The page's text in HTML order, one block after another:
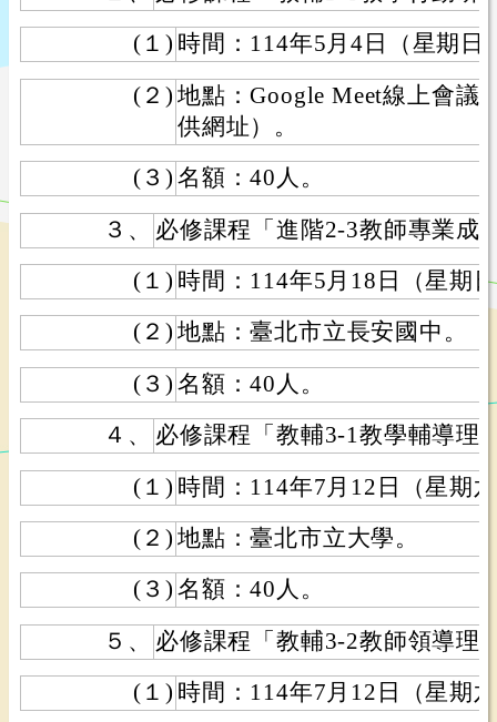
(１) 時間：114年5月4日（星期日
(２) 地點：Google Meet線上會議
供網址）。
(３) 名額：40人。
３、
必修課程「進階2-3教師專業成
(１) 時間：114年5月18日（星期
(２) 地點：臺北市立長安國中。
(３) 名額：40人。
４、
必修課程「教輔3-1教學輔導理
(１) 時間：114年7月12日（星期
(２) 地點：臺北市立大學。
(３) 名額：40人。
５、
必修課程「教輔3-2教師領導理
(１) 時間：114年7月12日（星期